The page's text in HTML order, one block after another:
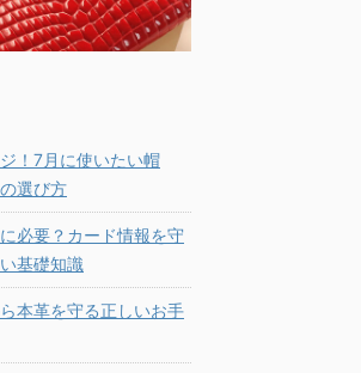
！7月に使いたい帽
選び方
必要？カード情報を守
基礎知識
本革を守る正しいお手